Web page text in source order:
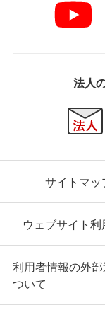
法人
サイトマッ
ウェブサイト利
利用者情報の外
ついて